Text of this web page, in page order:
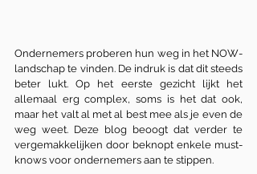
Ondernemers proberen hun weg in het NOW-
landschap te vinden. De indruk is dat dit steeds
beter lukt. Op het eerste gezicht lijkt het
allemaal erg complex, soms is het dat ook,
maar het valt al met al best mee als je even de
weg weet. Deze blog beoogt dat verder te
vergemakkelijken door beknopt enkele must-
knows voor ondernemers aan te stippen.